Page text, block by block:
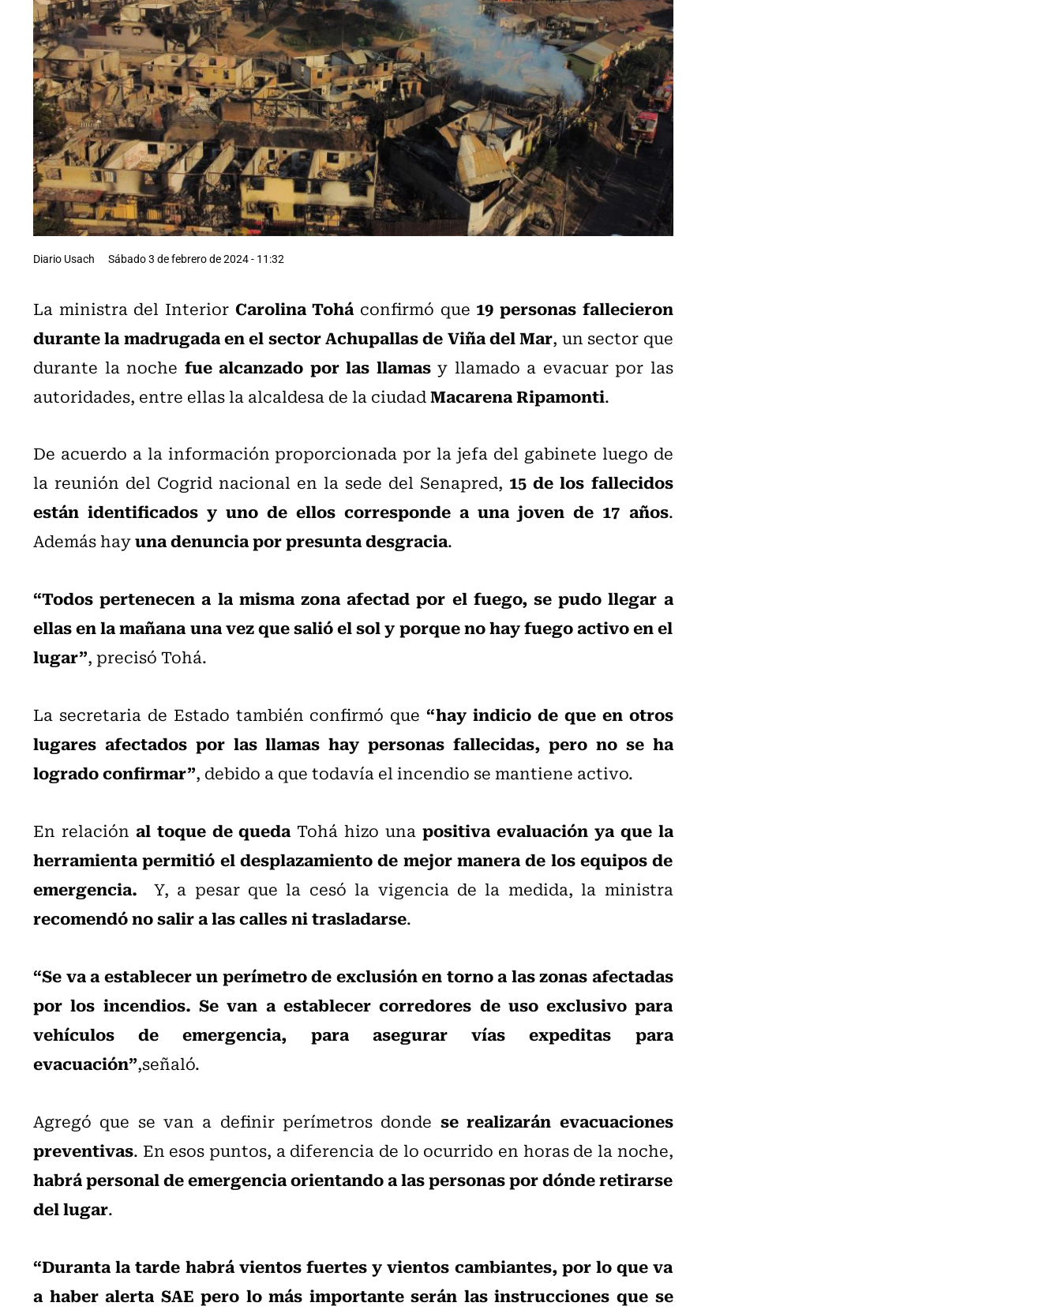
Diario Usach Sábado 3 de febrero de 2024 - 11:32
La ministra del Interior Carolina Tohá confirmó que 19 personas fallecieron
durante la madrugada en el sector Achupallas de Viña del Mar, un sector que
durante la noche fue alcanzado por las llamasy llamado a evacuar por las
autoridades, entre ellas la alcaldesa de la ciudadMacarena Ripamonti.
De acuerdo a la información proporcionada por la jefa del gabinete luego de
la reunión del Cogrid nacional en la sede del Senapred, 15 de los fallecidos
están identificados y uno de ellos corresponde a una joven de 17 años.
Además hayuna denuncia por presunta desgracia.
“Todos pertenecen a la misma zona afectad por el fuego, se pudo llegar a
ellas en la mañana una vez que salió el sol y porque no hay fuego activo en el
lugar”, precisó Tohá.
La secretaria de Estado también confirmó que“hay indicio de que en otros
lugares afectados por las llamas hay personas fallecidas, pero no se ha
logrado confirmar”, debido a que todavía el incendio se mantiene activo.
En relación al toque de queda Tohá hizo una positiva evaluación ya que la
herramienta permitió el desplazamiento de mejor manera de los equipos de
emergencia.
Y, a pesar que la cesó la vigencia de la medida, la ministra
recomendó no salir a las calles ni trasladarse.
“Se va a establecer un perímetro de exclusión en torno a las zonas afectadas
por los incendios. Se van a establecer corredores de uso exclusivo para
vehículos de emergencia, para asegurar vías expeditas para
evacuación”,señaló.
Agregó que se van a definir perímetros donde se realizarán evacuaciones
preventivas. En esos puntos, a diferencia de lo ocurrido en horas de la noche,
habrá personal de emergencia orientando a las personas por dónde retirarse
del lugar.
“Duranta la tarde habrá vientos fuertes y vientos cambiantes, por lo que va
a haber alerta SAE pero lo más importante serán las instrucciones que se